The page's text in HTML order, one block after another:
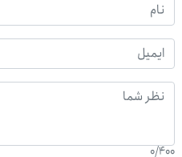
0/400